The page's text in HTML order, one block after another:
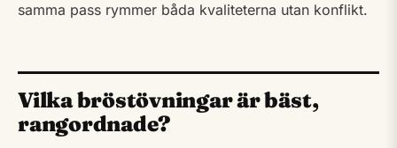
samma pass rymmer båda kvaliteterna utan konflikt.
Vilka bröstövningar är bäst,
rangordnade?